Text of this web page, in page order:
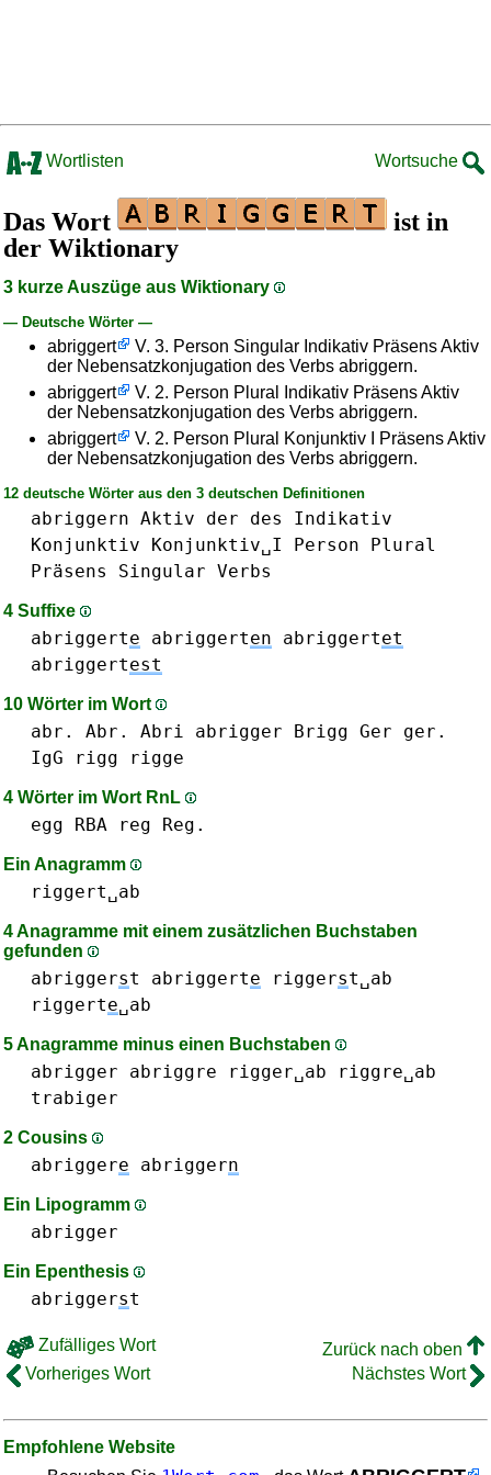
Wortlisten Wortsuche
Das Wort
ist in
der Wiktionary
3 kurze Auszüge aus Wiktionary
— Deutsche Wörter —
abriggert
V. 3. Person Singular Indikativ Präsens Aktiv
der Nebensatzkonjugation des Verbs abriggern.
abriggert
V. 2. Person Plural Indikativ Präsens Aktiv
der Nebensatzkonjugation des Verbs abriggern.
abriggert
V. 2. Person Plural Konjunktiv I Präsens Aktiv
der Nebensatzkonjugation des Verbs abriggern.
12 deutsche Wörter aus den 3 deutschen Definitionen
abriggern Aktiv der des
Indikativ
Konjunktiv
Konjunktiv␣I Person
Plural
Präsens
Singular Verbs
4 Suffixe
abriggerte abriggerten abriggertet
abriggertest
10 Wörter im Wort
abr. Abr. Abri abrigger Brigg Ger ger.
IgG
rigg rigge
4 Wörter im Wort RnL
egg RBA reg Reg.
Ein Anagramm
riggert␣ab
4 Anagramme mit einem zusätzlichen Buchstaben
gefunden
abriggerst abriggerte riggerst␣ab
riggerte␣ab
5 Anagramme minus einen Buchstaben
abrigger abriggre rigger␣ab
riggre␣ab
trabiger
2 Cousins
abriggere abriggern
Ein Lipogramm
abrigger
Ein Epenthesis
abriggerst
Zufälliges Wort
Zurück nach oben
Vorheriges Wort
Nächstes Wort
Empfohlene Website